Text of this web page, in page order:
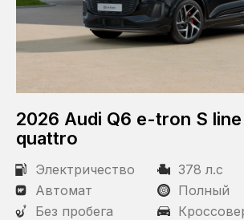
Объем двигателя
С пробегом
Статус
2026 Audi Q6 e-tron S
quattro
Электричество
378 л.с
Автомат
Полный
Без пробега